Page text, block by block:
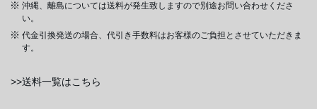
沖縄、離島については送料が発生致しますので別途お問い合わせくださ
い。
代金引換発送の場合、代引き手数料はお客様のご負担とさせていただきま
す。
>>送料一覧はこちら